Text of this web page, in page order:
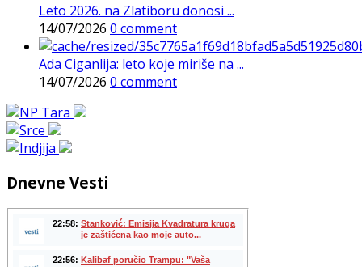
Leto 2026. na Zlatiboru donosi ...
14/07/2026 0 comment
Ada Ciganlija: leto koje miriše na ...
14/07/2026 0 comment
Dnevne Vesti